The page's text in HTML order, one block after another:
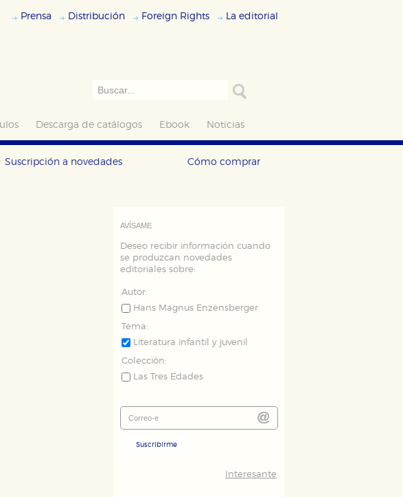
Prensa Distribución Foreign Rights La editorial
Descarga de catálogos Ebook Noticias
Suscripción a novedades Cómo comprar
AVÍSAME
Deseo recibir información cuando
se produzcan novedades
editoriales sobre:
Autor:
Hans Magnus Enzensberger
Tema:
Literatura infantil y juvenil
Colección:
Las Tres Edades
Suscribirme
Interesante